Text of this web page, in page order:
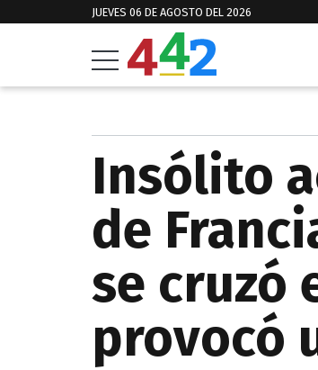
JUEVES 06 DE AGOSTO DEL 2026
Insólito
de
se cruzó
provocó